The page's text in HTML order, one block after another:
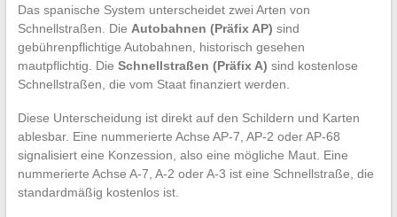
Das spanische System unterscheidet zwei Arten von
Schnellstraßen. Die Autobahnen (Präfix AP) sind
gebührenpflichtige Autobahnen, historisch gesehen
mautpflichtig. Die Schnellstraßen (Präfix A) sind kostenlose
Schnellstraßen, die vom Staat finanziert werden.
Diese Unterscheidung ist direkt auf den Schildern und Karten
ablesbar. Eine nummerierte Achse AP-7, AP-2 oder AP-68
signalisiert eine Konzession, also eine mögliche Maut. Eine
nummerierte Achse A-7, A-2 oder A-3 ist eine Schnellstraße, die
standardmäßig kostenlos ist.